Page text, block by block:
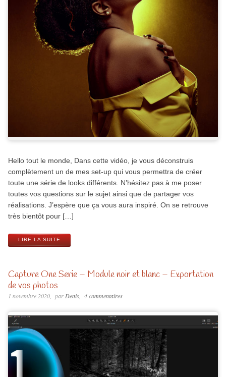
Hello tout le monde, Dans cette vidéo, je vous déconstruis
complètement un de mes set-up qui vous permettra de créer
toute une série de looks différents. N’hésitez pas à me poser
toutes vos questions sur le sujet ainsi que de partager vos
réalisations. J’espère que ça vous aura inspiré. On se retrouve
très bientôt pour […]
LIRE LA SUITE
Capture One Serie – Module noir et blanc – Exportation
de vos photos
1 novembre 2020 par Denis 4 commentaires